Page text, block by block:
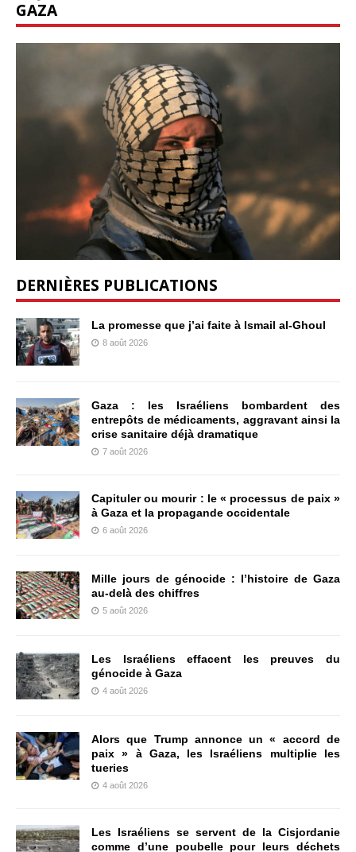
GAZA
DERNIÈRES PUBLICATIONS
La promesse que j’ai faite à Ismail al-Ghoul
8 août 2026
Gaza : les Israéliens bombardent des
entrepôts de médicaments, aggravant ainsi la
crise sanitaire déjà dramatique
7 août 2026
Capituler ou mourir : le « processus de paix »
à Gaza et la propagande occidentale
6 août 2026
Mille jours de génocide : l’histoire de Gaza
au-delà des chiffres
5 août 2026
Les Israéliens effacent les preuves du
génocide à Gaza
4 août 2026
Alors que Trump annonce un « accord de
paix » à Gaza, les Israéliens multiplie les
tueries
4 août 2026
Les Israéliens se servent de la Cisjordanie
comme d’une poubelle pour leurs déchets